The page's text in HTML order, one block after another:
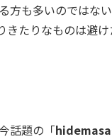
方も多いのではな
たりなものは避
話題の「hidemasa